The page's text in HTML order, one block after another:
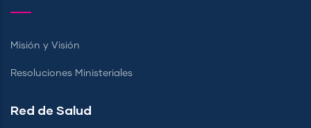
Misión y Visión
Resoluciones Ministeriales
Red de Salud